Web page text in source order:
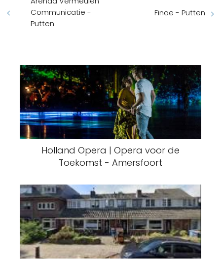
Communicatie -
Putten
Finae - Putten
Holland Opera | Opera voor de
Toekomst - Amersfoort